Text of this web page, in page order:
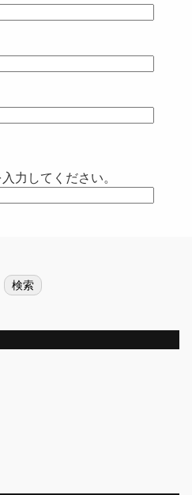
力してください。
検索